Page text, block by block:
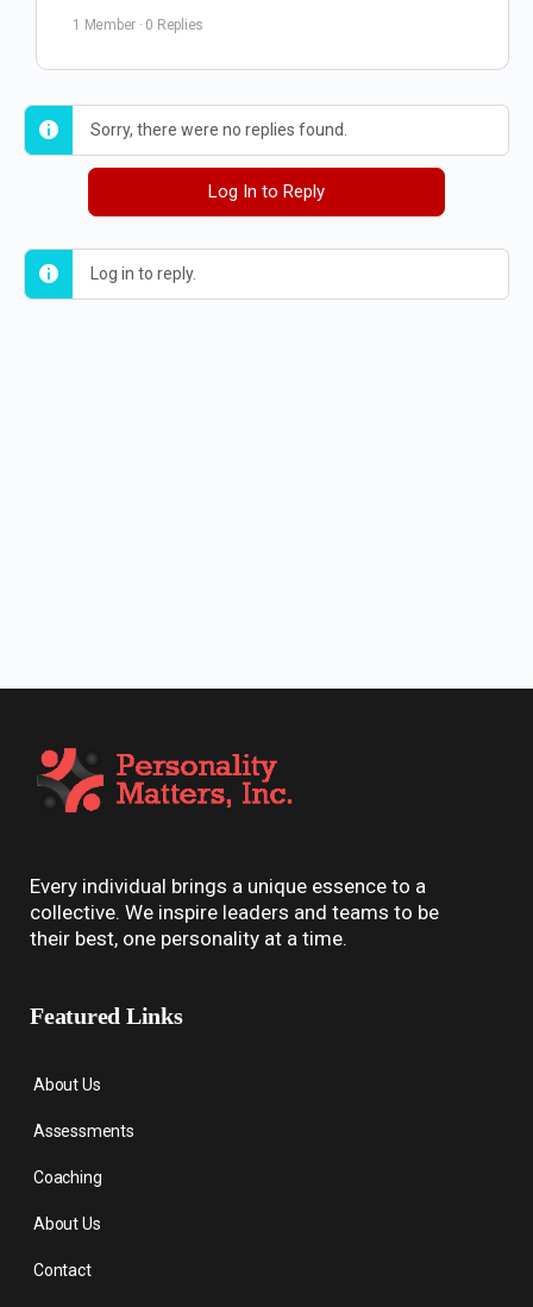
1 Member · 0 Replies
Sorry, there were no replies found.
Log In to Reply
Log in to reply.
Every individual brings a unique essence to a
collective. We inspire leaders and teams to be
their best, one personality at a time.
Featured Links
About Us
Assessments
Coaching
About Us
Contact